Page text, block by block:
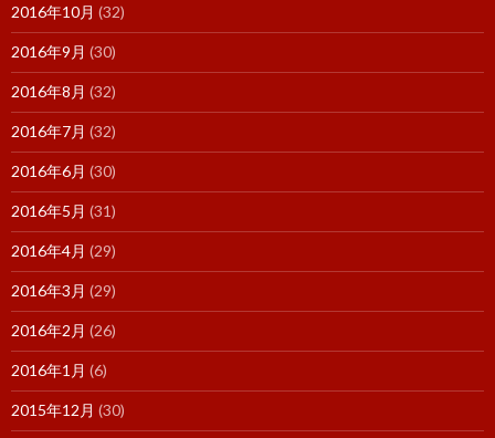
2016年10月 (32)
2016年9月 (30)
2016年8月 (32)
2016年7月 (32)
2016年6月 (30)
2016年5月 (31)
2016年4月 (29)
2016年3月 (29)
2016年2月 (26)
2016年1月 (6)
2015年12月 (30)